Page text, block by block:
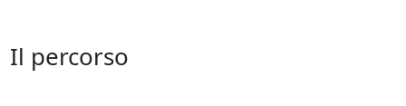
Il percorso